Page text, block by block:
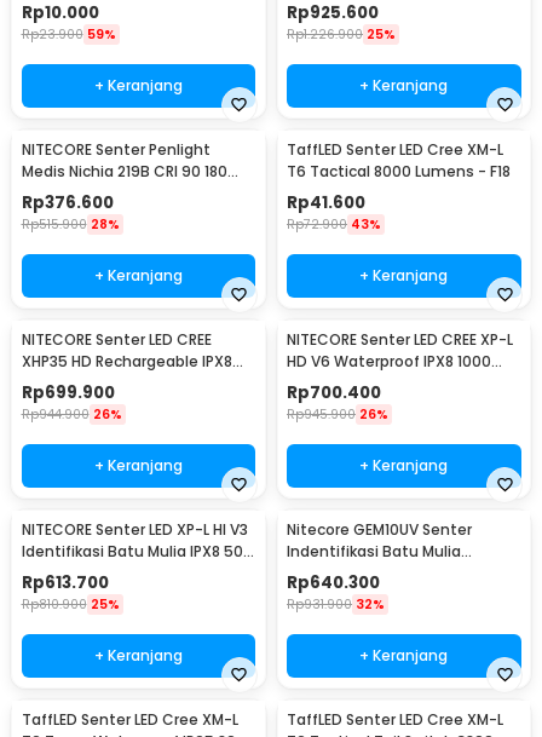
Rp10.000
Rp23.900 59%
+ Keranjang
Rp925.600
Rp1.226.900 25%
+ Keranjang
NITECORE Senter Penlight
Medis Nichia 219B CRI 90 180
Lumens IPX8 - MT06MD
Rp376.600
Rp515.900 28%
+ Keranjang
TaffLED Senter LED Cree XM-L
T6 Tactical 8000 Lumens - F18
Rp41.600
Rp72.900 43%
+ Keranjang
NITECORE Senter LED CREE
XHP35 HD Rechargeable IPX8
1800 Lumens - MH23
Rp699.900
Rp944.900 26%
+ Keranjang
NITECORE Senter LED CREE XP-L
HD V6 Waterproof IPX8 1000
Lumens - MT21C
Rp700.400
Rp945.900 26%
+ Keranjang
NITECORE Senter LED XP-L HI V3
Identifikasi Batu Mulia IPX8 500
Lumens - GEM8
Rp613.700
Rp810.900 25%
+ Keranjang
Nitecore GEM10UV Senter
Indentifikasi Batu Mulia
Gemstone Ultraviolet
Rp640.300
Rp931.900 32%
+ Keranjang
TaffLED Senter LED Cree XM-L
TaffLED Senter LED Cree XM-L